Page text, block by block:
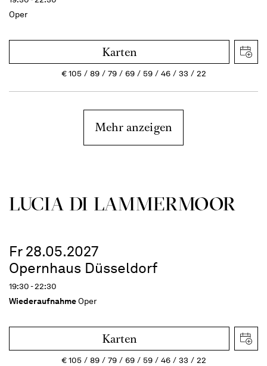
Oper
Karten
€105 89 79 69 59 46 33 22
Mehr anzeigen
LUCIA DI LAMMER­MOOR
Fr 28.05.2027
Opernhaus Düsseldorf
19:30 - 22:30
WiederaufnahmeOper
Karten
€105 89 79 69 59 46 33 22